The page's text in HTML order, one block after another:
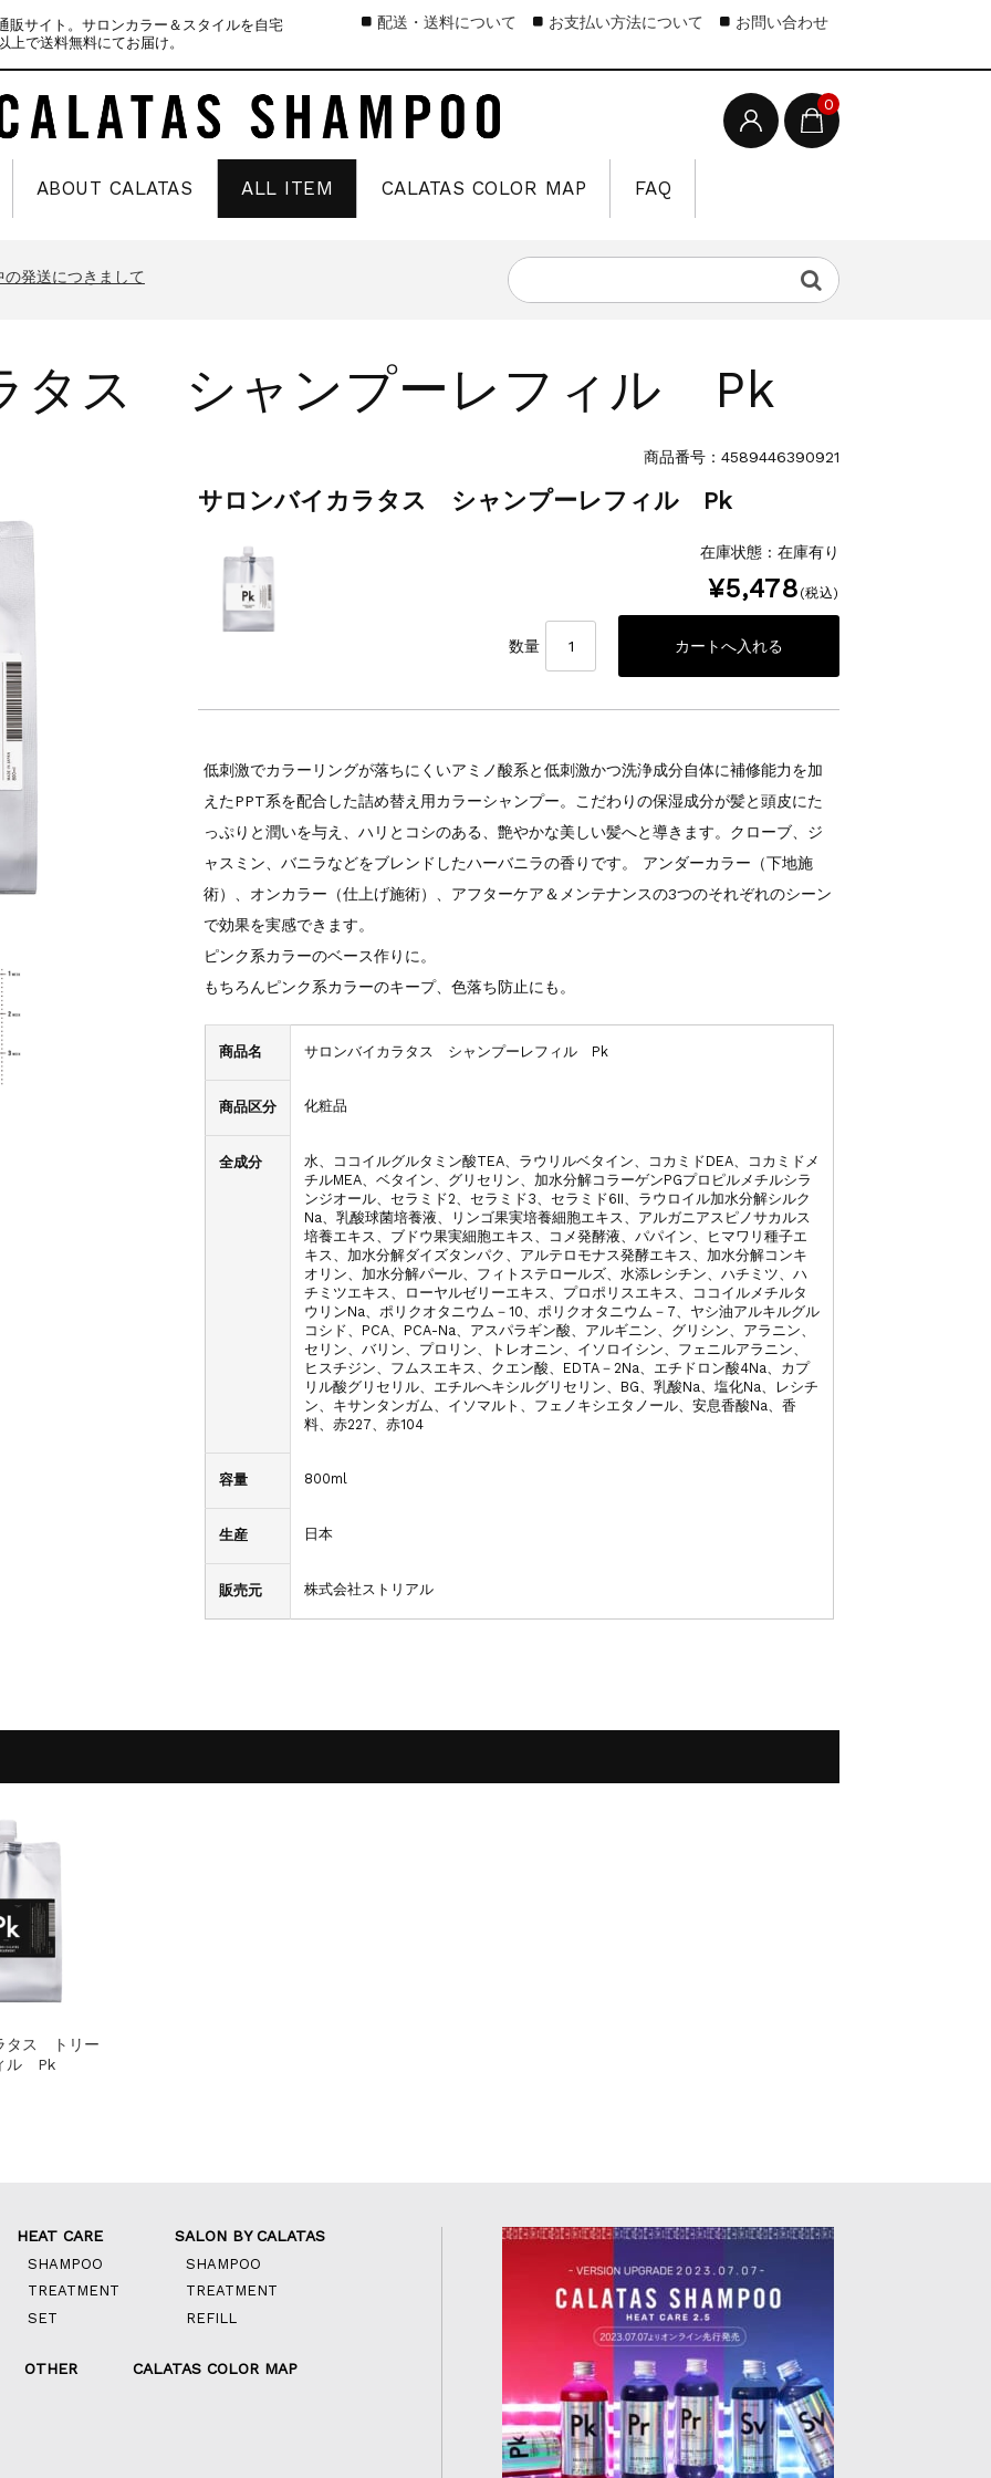
販サイト。サロンカラー＆スタイルを自宅
で送料無料にてお届け。
0
ABOUT CALATAS ALL ITEM CALATAS COLOR MAP FAQ
配送・送料について お支払い方法について お問い合わせ
商品発送とカスタマーセンター休業のお知らせ
発送につきまして
商品発送とカスタマーセンター休業のお知らせ
知らせ
商品発送とカスタマーセンター休業のお知らせ
タス シャンプーレフィル Pk
商品番号：4589446390921
サロンバイカラタス シャンプーレフィル Pk
在庫状態 : 在庫有り
¥5,478 (税込)
数量
低刺激でカラーリングが落ちにくいアミノ酸系と低刺激かつ洗浄成分自体に補修能力を加
えたPPT系を配合した詰め替え用カラーシャンプー。こだわりの保湿成分が髪と頭皮にた
っぷりと潤いを与え、ハリとコシのある、艶やかな美しい髪へと導きます。クローブ、ジ
ャスミン、バニラなどをブレンドしたハーバニラの香りです。 アンダーカラー（下地施
術）、オンカラー（仕上げ施術）、アフターケア＆メンテナンスの3つのそれぞれのシーン
で効果を実感できます。
ピンク系カラーのベース作りに。
もちろんピンク系カラーのキープ、色落ち防止にも。
商品名 サロンバイカラタス シャンプーレフィル Pk
商品区分 化粧品
全成分
水、ココイルグルタミン酸TEA、ラウリルベタイン、コカミドDEA、コカミドメ
チルMEA、ベタイン、グリセリン、加水分解コラーゲンPGプロピルメチルシラ
ンジオール、セラミド2、セラミド3、セラミド6II、ラウロイル加水分解シルク
Na、乳酸球菌培養液、リンゴ果実培養細胞エキス、アルガニアスピノサカルス
培養エキス、ブドウ果実細胞エキス、コメ発酵液、パパイン、ヒマワリ種子エ
キス、加水分解ダイズタンパク、アルテロモナス発酵エキス、加水分解コンキ
オリン、加水分解パール、フィトステロールズ、水添レシチン、ハチミツ、ハ
チミツエキス、ローヤルゼリーエキス、プロポリスエキス、ココイルメチルタ
ウリンNa、ポリクオタニウム－10、ポリクオタニウム－7、ヤシ油アルキルグル
コシド、PCA、PCA-Na、アスパラギン酸、アルギニン、グリシン、アラニン、
セリン、バリン、プロリン、トレオニン、イソロイシン、フェニルアラニン、
ヒスチジン、フムスエキス、クエン酸、EDTA－2Na、エチドロン酸4Na、カプ
リル酸グリセリル、エチルへキシルグリセリン、BG、乳酸Na、塩化Na、レシチ
ン、キサンタンガム、イソマルト、フェノキシエタノール、安息香酸Na、香
料、赤227、赤104
容量 800ml
生産 日本
販売元 株式会社ストリアル
タス トリー
ル Pk
HEAT CARE
SHAMPOO
TREATMENT
SET
SALON BY CALATAS
SHAMPOO
TREATMENT
REFILL
OTHER CALATAS COLOR MAP